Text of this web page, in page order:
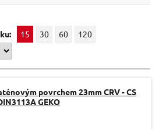
15 30 60
120
povrchem 23mm CRV - CS
GEKO